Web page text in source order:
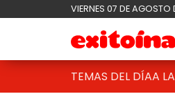
VIERNES 07 DE AGOSTO
TEMAS DEL DÍAA